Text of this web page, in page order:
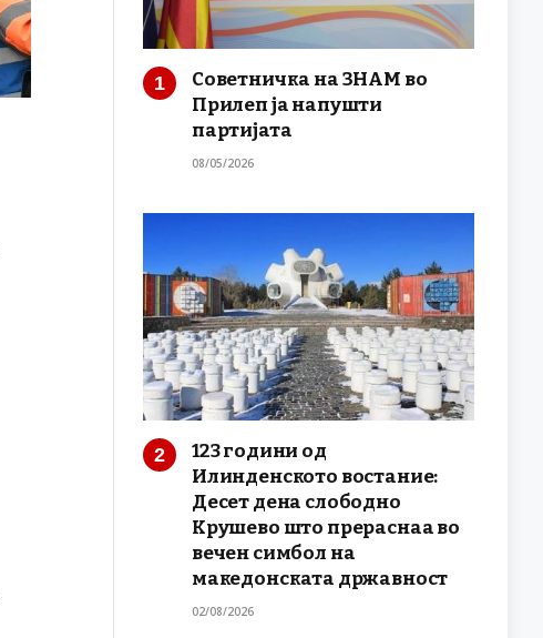
Советничка на ЗНАМ во
Прилеп ја напушти
партијата
08/05/2026
123 години од
Илинденското востание:
Десет дена слободно
Крушево што прераснаа во
вечен симбол на
македонската државност
02/08/2026